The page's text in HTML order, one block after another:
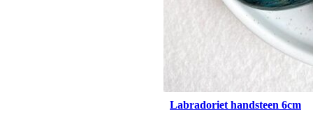
Labradoriet handsteen 6cm